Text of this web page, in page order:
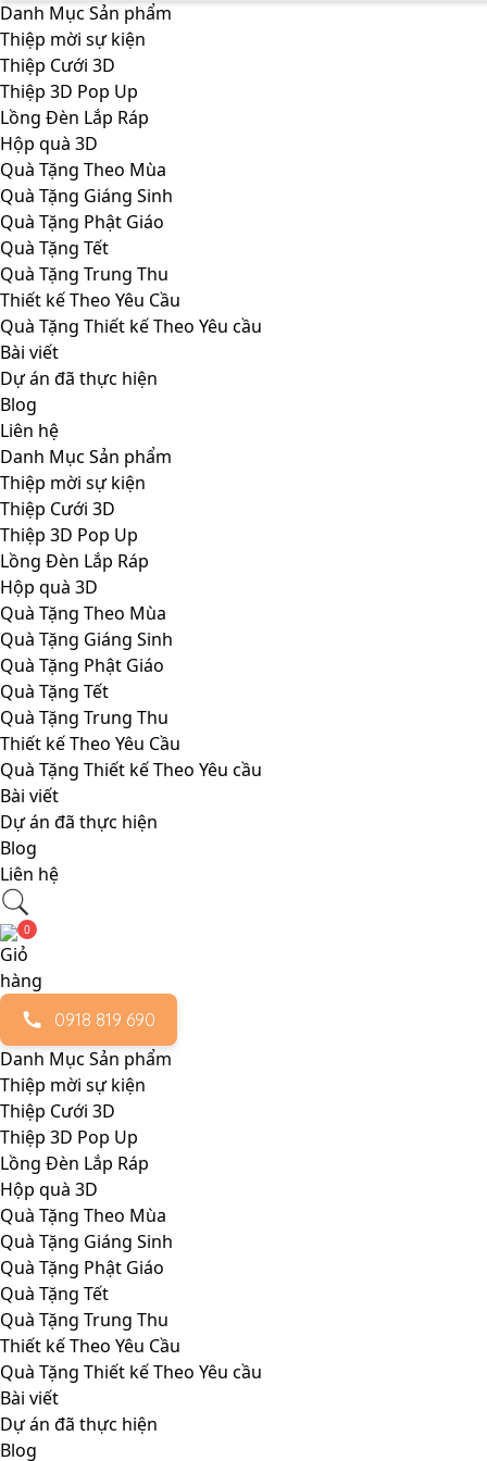
Chuyển
đến
nội
dung
Danh Mục Sản phẩm
Thiệp mời sự kiện
Thiệp Cưới 3D
Thiệp 3D Pop Up
Lồng Đèn Lắp Ráp
Hộp quà 3D
Quà Tặng Theo Mùa
Quà Tặng Giáng Sinh
Quà Tặng Phật Giáo
Quà Tặng Tết
Quà Tặng Trung Thu
Thiết kế Theo Yêu Cầu
Quà Tặng Thiết kế Theo Yêu cầu
Bài viết
Dự án đã thực hiện
Blog
Liên hệ
Danh Mục Sản phẩm
Thiệp mời sự kiện
Thiệp Cưới 3D
Thiệp 3D Pop Up
Lồng Đèn Lắp Ráp
Hộp quà 3D
Quà Tặng Theo Mùa
Quà Tặng Giáng Sinh
Quà Tặng Phật Giáo
Quà Tặng Tết
Quà Tặng Trung Thu
Thiết kế Theo Yêu Cầu
Quà Tặng Thiết kế Theo Yêu cầu
Bài viết
Dự án đã thực hiện
Blog
Liên hệ
0
0918 819 690
Danh Mục Sản phẩm
Thiệp mời sự kiện
Thiệp Cưới 3D
Thiệp 3D Pop Up
Lồng Đèn Lắp Ráp
Hộp quà 3D
Quà Tặng Theo Mùa
Quà Tặng Giáng Sinh
Quà Tặng Phật Giáo
Quà Tặng Tết
Quà Tặng Trung Thu
Thiết kế Theo Yêu Cầu
Quà Tặng Thiết kế Theo Yêu cầu
Bài viết
Dự án đã thực hiện
Blog